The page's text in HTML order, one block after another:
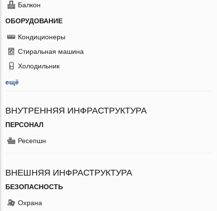
Балкон
ОБОРУДОВАНИЕ
Кондиционеры
Стиральная машина
Холодильник
ещё
ВНУТРЕННЯЯ ИНФРАСТРУКТУРА
ПЕРСОНАЛ
Ресепшн
ВНЕШНЯЯ ИНФРАСТРУКТУРА
БЕЗОПАСНОСТЬ
Охрана